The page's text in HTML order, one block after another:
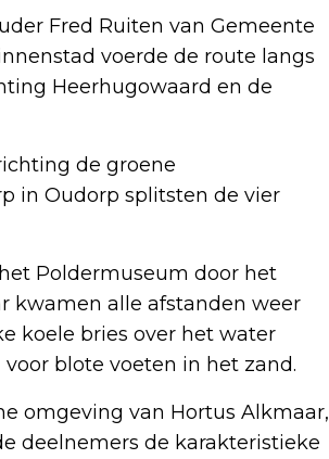
Fred Ruiten van Gemeente
voerde de route langs
Heerhugowaard en de
de groene
in Oudorp splitsten de vier
Poldermuseum door het
kwamen alle afstanden weer
koele bries over het water
blote voeten in het zand.
omgeving van Hortus Alkmaar,
deelnemers de karakteristieke